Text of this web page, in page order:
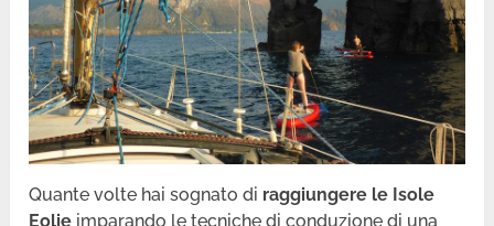
Quante volte hai sognato di raggiungere le Isole
Eolie imparando le tecniche di conduzione di una